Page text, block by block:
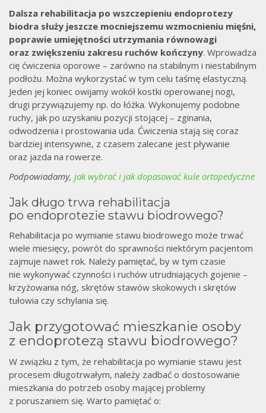
Dalsza rehabilitacja po wszczepieniu endoprotezy
biodra służy jeszcze mocniejszemu wzmocnieniu mięśni,
poprawie umiejętności utrzymania równowagi
oraz zwiększeniu zakresu ruchów kończyny. Wprowadza
cię ćwiczenia oporowe – zarówno na stabilnym i niestabilnym
podłożu. Można wykorzystać w tym celu taśmę elastyczną.
Jeden jej koniec owijamy wokół kostki operowanej nogi,
drugi przywiązujemy np. do łóżka. Wykonujemy podobne
ruchy, jak po uzyskaniu pozycji stojącej – zginania,
odwodzenia i prostowania uda. Ćwiczenia stają się coraz
bardziej intensywne, z czasem zalecane jest pływanie
oraz jazda na rowerze.
Podpowiadamy, jak wybrać i jak dopasować kule ortopedyczne
Jak długo trwa rehabilitacja
po endoprotezie stawu biodrowego?
Rehabilitacja po wymianie stawu biodrowego może trwać
wiele miesięcy, powrót do sprawności niektórym pacjentom
zajmuje nawet rok. Należy pamiętać, by w tym czasie
nie wykonywać czynności i ruchów utrudniających gojenie –
krzyżowania nóg, skrętów stawów skokowych i skrętów
tułowia czy schylania się.
Jak przygotować mieszkanie osoby
z endoprotezą stawu biodrowego?
W związku z tym, że rehabilitacja po wymianie stawu jest
procesem długotrwałym, należy zadbać o dostosowanie
mieszkania do potrzeb osoby mającej problemy
z poruszaniem się. Warto pamiętać o: